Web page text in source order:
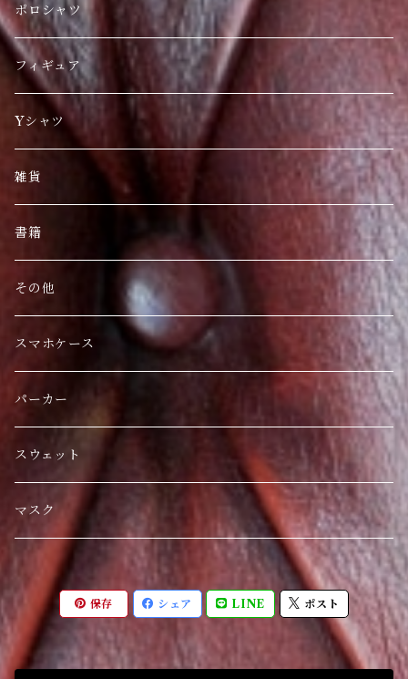
日本限定
刺繍
海外人気商品
ポロシャツ
フィギュア
Yシャツ
雑貨
書籍
その他
スマホケース
パーカー
スウェット
マスク
保存 シェア LINE ポスト